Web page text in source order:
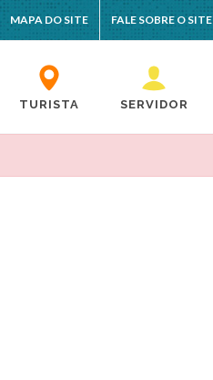
MAPA DO SITE FALE SOBRE O SITE
TURISTA SERVIDOR